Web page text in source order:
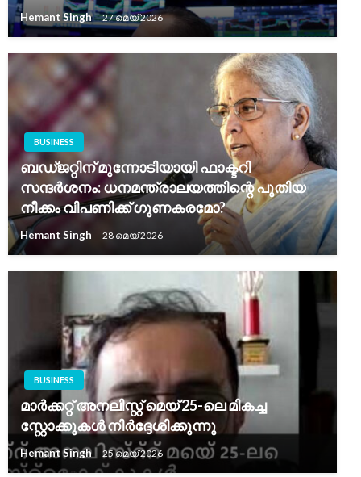
Hemant Singh 27 മെയ്‌ 2026
BUSINESS
ബഡ്ജറ്റിന് മുന്നോടിയായി ഫാക്ടറി
സന്ദർശനം: ധനമന്ത്രാലയത്തിന്റെ പുതിയ
നീക്കം വിപണിക്ക് ഗുണകരമോ?
Hemant Singh 28 മെയ്‌ 2026
BUSINESS
മാർക്കറ്റ് അനലിസ്റ്റ് മെയ് 25-ലെ മികച്ച
സ്റ്റോക്കുകൾ നിർദ്ദേശിക്കുന്നു
Hemant Singh 25 മെയ്‌ 2026